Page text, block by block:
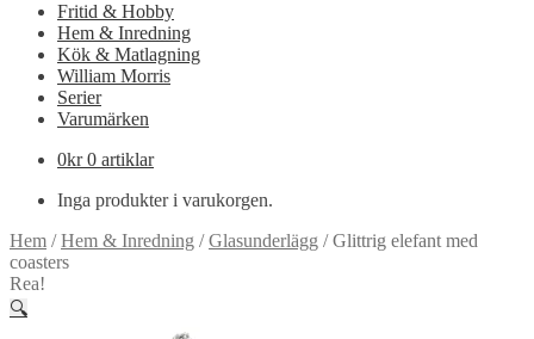
Fritid & Hobby
Hem & Inredning
Kök & Matlagning
William Morris
Serier
Varumärken
0kr 0 artiklar
Inga produkter i varukorgen.
Hem /Hem & Inredning /Glasunderlägg /Glittrig elefant med
coasters
Rea!
🔍